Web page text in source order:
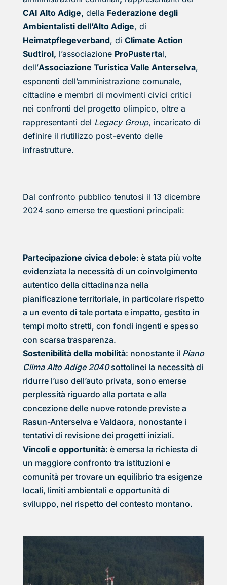
CAI Alto Adige, della Federazione degli
Ambientalisti dell’Alto Adige, di
Heimatpflegeverband, di Climate Action
Sudtirol, l’associazione ProPustertal,
dell’Associazione Turistica Valle Anterselva,
esponenti dell’amministrazione comunale,
cittadinə e membri di movimenti civici critici
nei confronti del progetto olimpico, oltre a
rappresentanti del Legacy Group, incaricato di
definire il riutilizzo post-evento delle
infrastrutture.
Dal confronto pubblico tenutosi il 13 dicembre
2024 sono emerse tre questioni principali:
Partecipazione civica debole: è stata più volte
evidenziata la necessità di un coinvolgimento
autentico della cittadinanza nella
pianificazione territoriale, in particolare rispetto
a un evento di tale portata e impatto, gestito in
tempi molto stretti, con fondi ingenti e spesso
con scarsa trasparenza.
Sostenibilità della mobilità: nonostante il Piano
Clima Alto Adige 2040sottolinei la necessità di
ridurre l’uso dell’auto privata, sono emerse
perplessità riguardo alla portata e alla
concezione delle nuove rotonde previste a
Rasun-Anterselva e Valdaora, nonostante i
tentativi di revisione dei progetti iniziali.
Vincoli e opportunità: è emersa la richiesta di
un maggiore confronto tra istituzioni e
comunità per trovare un equilibrio tra esigenze
locali, limiti ambientali e opportunità di
sviluppo, nel rispetto del contesto montano.